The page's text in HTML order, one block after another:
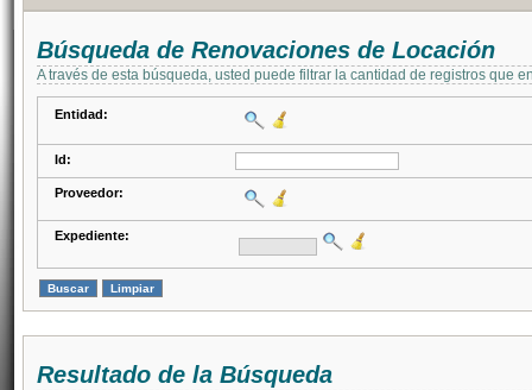
Búsqueda de Renovaciones de Locación
A través de esta búsqueda, usted puede filtrar la cantidad de registros que
Entidad:
Id:
Proveedor:
Expediente:
Resultado de la Búsqueda